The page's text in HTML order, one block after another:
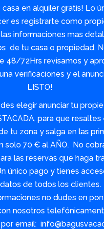
casa en alquiler gratis! Lo
es registrarte como
informaciones mas
de tu casa o propiedad.
48/72Hrs revisamos y
verificaciones y el
LISTO!
elegir anunciar tu
para que resaltes
tu zona y salga en las
solo 70 € al AÑO. No
las reservas que haga
único pago y tienes
de todos los clientes.
no dudes en
nosotros
email: